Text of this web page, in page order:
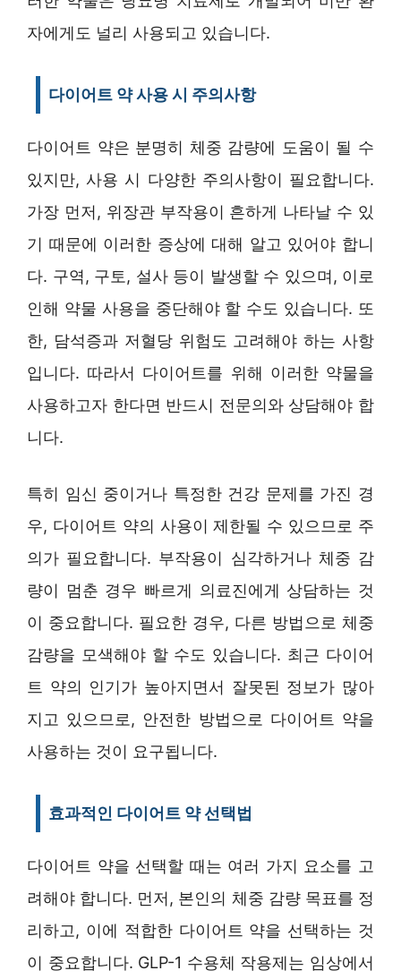
자에게도 널리 사용되고 있습니다.
다이어트 약 사용 시 주의사항
다이어트 약은 분명히 체중 감량에 도움이 될 수
있지만, 사용 시 다양한 주의사항이 필요합니다.
가장 먼저, 위장관 부작용이 흔하게 나타날 수 있
기 때문에 이러한 증상에 대해 알고 있어야 합니
다. 구역, 구토, 설사 등이 발생할 수 있으며, 이로
인해 약물 사용을 중단해야 할 수도 있습니다. 또
한, 담석증과 저혈당 위험도 고려해야 하는 사항
입니다. 따라서 다이어트를 위해 이러한 약물을
사용하고자 한다면 반드시 전문의와 상담해야 합
니다.
특히 임신 중이거나 특정한 건강 문제를 가진 경
우, 다이어트 약의 사용이 제한될 수 있으므로 주
의가 필요합니다. 부작용이 심각하거나 체중 감
량이 멈춘 경우 빠르게 의료진에게 상담하는 것
이 중요합니다. 필요한 경우, 다른 방법으로 체중
감량을 모색해야 할 수도 있습니다. 최근 다이어
트 약의 인기가 높아지면서 잘못된 정보가 많아
지고 있으므로, 안전한 방법으로 다이어트 약을
사용하는 것이 요구됩니다.
효과적인 다이어트 약 선택법
다이어트 약을 선택할 때는 여러 가지 요소를 고
려해야 합니다. 먼저, 본인의 체중 감량 목표를 정
리하고, 이에 적합한 다이어트 약을 선택하는 것
이 중요합니다. GLP-1 수용체 작용제는 임상에서